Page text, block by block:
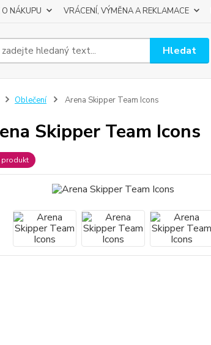
O NÁKUPU VRÁCENÍ, VÝMĚNA A REKLAMACE
Hledat
Oblečení Arena Skipper Team Icons
Skipper Team Icons
produkt